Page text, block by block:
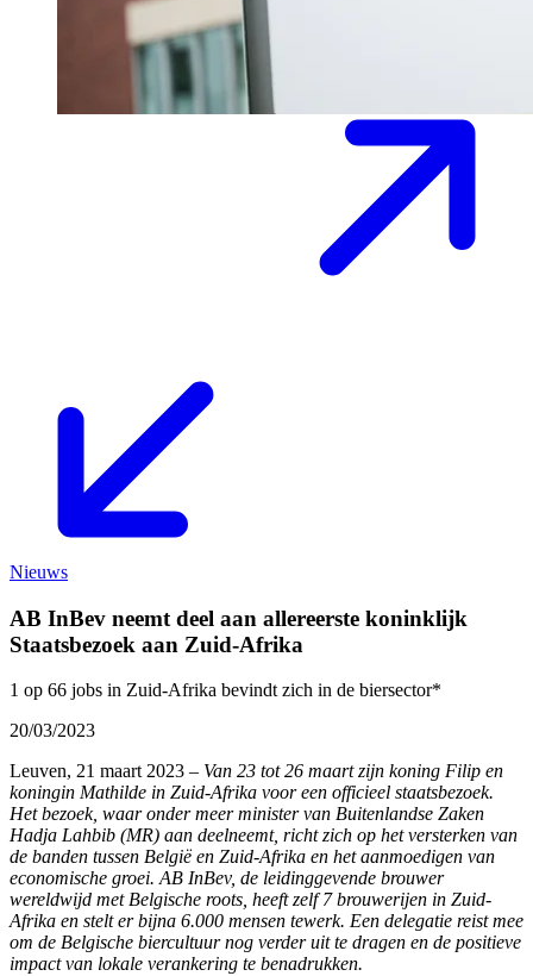
Nieuws
AB InBev neemt deel aan allereerste koninklijk
Staatsbezoek aan Zuid-Afrika
1 op 66 jobs in Zuid-Afrika bevindt zich in de biersector*
20/03/2023
Leuven, 21 maart 2023 – Van 23 tot 26 maart zijn koning Filip en
koningin Mathilde in Zuid-Afrika voor een officieel staatsbezoek.
Het bezoek, waar onder meer minister van Buitenlandse Zaken
Hadja Lahbib (MR) aan deelneemt, richt zich op het versterken van
de banden tussen België en Zuid-Afrika en het aanmoedigen van
economische groei. AB InBev, de leidinggevende brouwer
wereldwijd met Belgische roots, heeft zelf 7 brouwerijen in Zuid-
Afrika en stelt er bijna 6.000 mensen tewerk. Een delegatie reist mee
om de Belgische biercultuur nog verder uit te dragen en de positieve
impact van lokale verankering te benadrukken.